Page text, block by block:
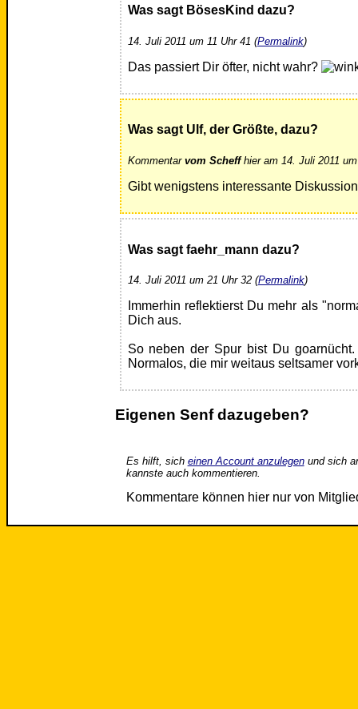
Was sagt BösesKind dazu?
14. Juli 2011 um 11 Uhr 41 (Permalink)
Das passiert Dir öfter, nicht wahr?
Was sagt Ulf, der Größte, dazu?
Kommentar vom Scheffhier am 14. Juli 2011
Gibt wenigstens interessante
Was sagt faehr_mann dazu?
14. Juli 2011 um 21 Uhr 32 (Permalink)
Immerhin reflektierst Du mehr als
Dich aus.
So neben der Spur bist Du
Normalos, die mir weitaus seltsamer
Eigenen Senf dazugeben?
Es hilft, sich einen Account anzulegenund sich
kannste auch kommentieren.
Kommentare können hier nur von